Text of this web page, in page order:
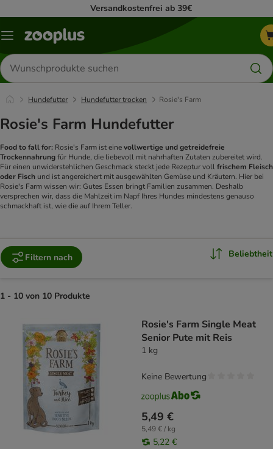
Versandkostenfrei ab 39€
Menü
Produkte
suchen
Hundefutter Hundefutter trocken Rosie's Farm
Rosie's Farm Hundefutter
Food to fall for: Rosie's Farm ist einevollwertige und getreidefreie
Trockennahrungfür Hunde, die liebevoll mit nahrhaften Zutaten zubereitet wird.
Für einen unwiderstehlichen Geschmack steckt jede Rezeptur vollfrischem Fleisch
oder Fisch und ist angereichert mit ausgewählten Gemüse und Kräutern. Hier bei
Rosie's Farm wissen wir: Gutes Essen bringt Familien zusammen. Deshalb
versprechen wir, dass die Mahlzeit im Napf Ihres Hundes mindestens genauso
schmackhaft ist, wie die auf Ihrem Teller.
Filtern nach Beliebtheit
1 - 10 von 10 Produkte
Rosie's Farm Single Meat
Senior Pute mit Reis
1 kg
5,49 €
5,49 € / kg
5,22 €
Keine Bewertung